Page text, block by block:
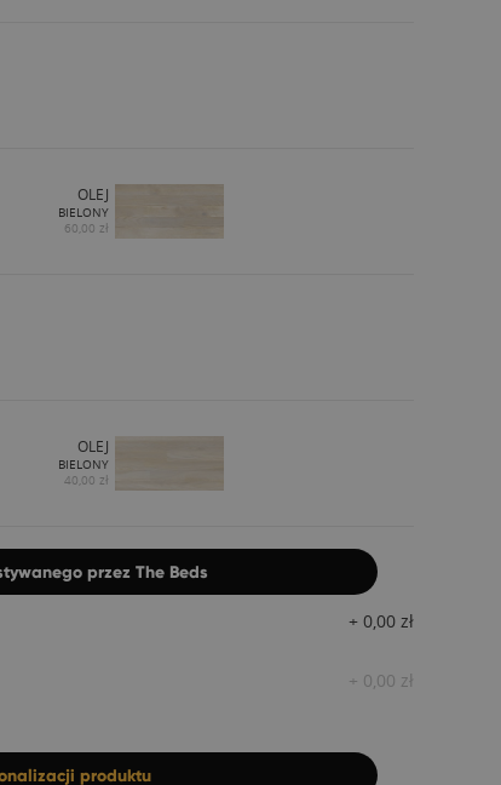
OLEJ
BIELONY
60,00 zł
OLEJ
BIELONY
40,00 zł
przez The Beds
+ 0,00 zł
+ 0,00 zł
produktu